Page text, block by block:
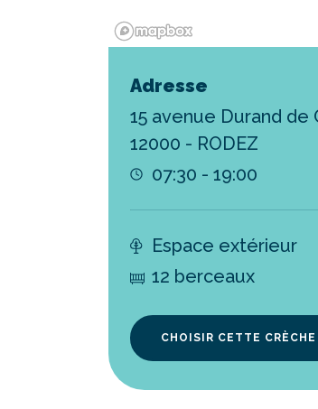
Adresse
15 avenue Durand de
12000 - RODEZ
07:30 - 19:00
Espace extérieur
12 berceaux
CHOISIR CETTE CRÈCHE